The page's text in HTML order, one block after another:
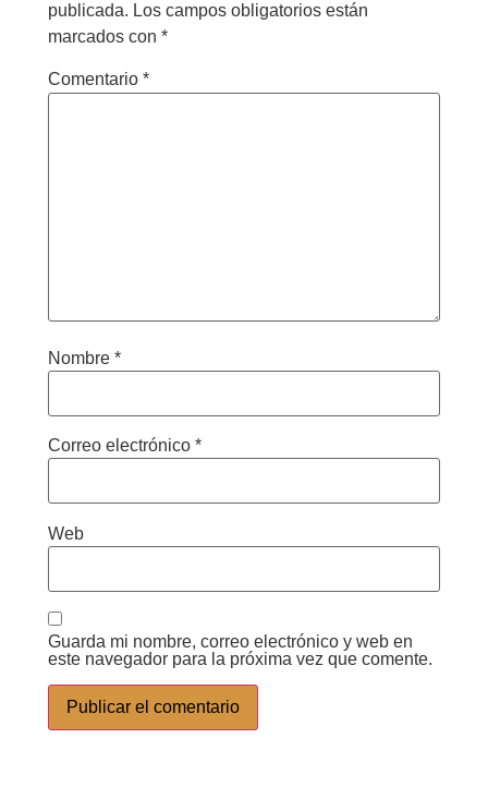
publicada. Los campos obligatorios están
marcados con *
Comentario *
Nombre *
Correo electrónico *
Web
Guarda mi nombre, correo electrónico y web en
este navegador para la próxima vez que comente.